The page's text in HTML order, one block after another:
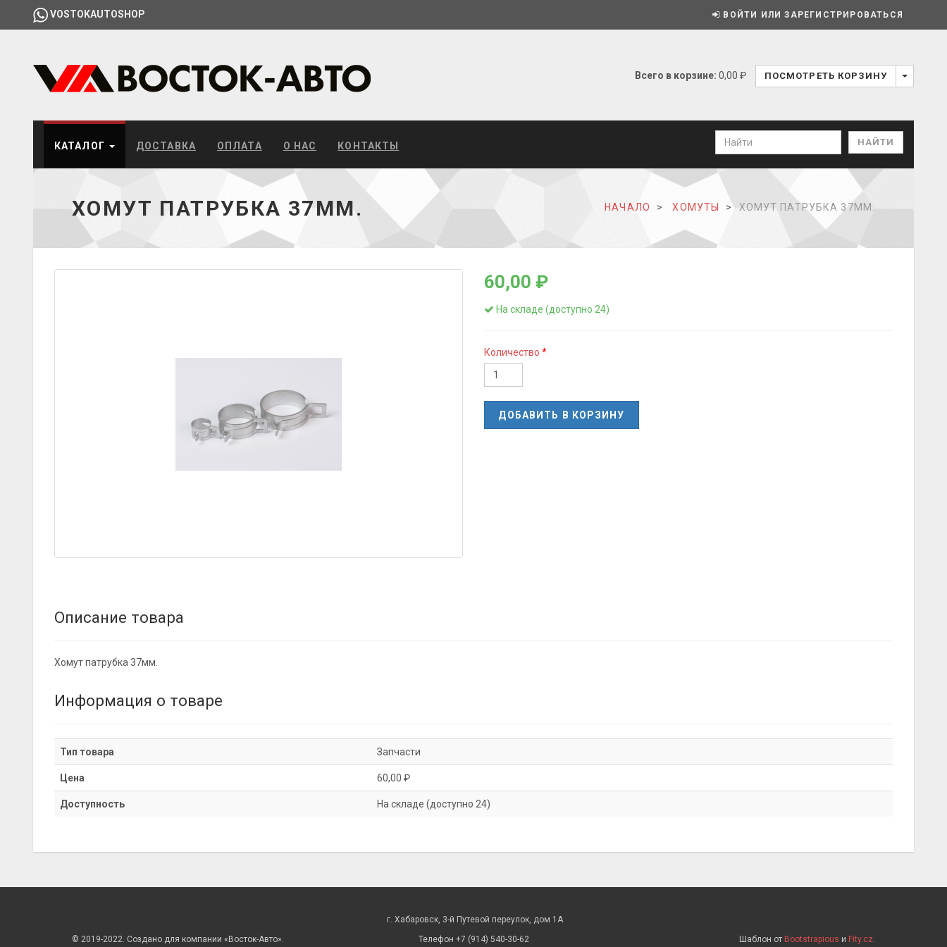
VOSTOKAUTOSHOP ВОЙТИ ИЛИ ЗАРЕГИСТРИРОВАТЬСЯ
Всего в корзине: 0,00 ₽ ПОСМОТРЕТЬ КОРЗИНУ
КАТАЛОГ ДОСТАВКА ОПЛАТА О НАС КОНТАКТЫ
ХОМУТ ПАТРУБКА 37ММ. НАЧАЛО ХОМУТЫ ХОМУТ ПАТРУБКА 37ММ.
60,00 ₽
На складе (доступно 24)
Количество
ДОБАВИТЬ В КОРЗИНУ
Описание товара
Хомут патрубка 37мм.
Информация о товаре
Тип товара Запчасти
Цена 60,00 ₽
Доступность На складе (доступно 24)
© 2019-2022. Создано для компании «Восток-Авто».
г. Хабаровск, 3-й Путевой переулок, дом 1А
Телефон +7 (914) 540-30-62
Шаблон от Bootstrapious и Fity.cz.